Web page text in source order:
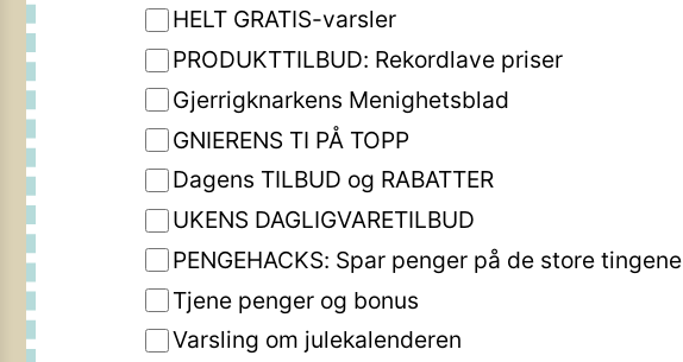
HELT GRATIS-varsler
PRODUKTTILBUD: Rekordlave priser
Gjerrigknarkens Menighetsblad
GNIERENS TI PÅ TOPP
Dagens TILBUD og RABATTER
UKENS DAGLIGVARETILBUD
PENGEHACKS: Spar penger på de store tingene
Tjene penger og bonus
Varsling om julekalenderen